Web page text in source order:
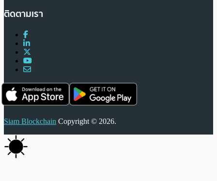
ติดตามเรา
Siam Blockchain Copyright © 2026.